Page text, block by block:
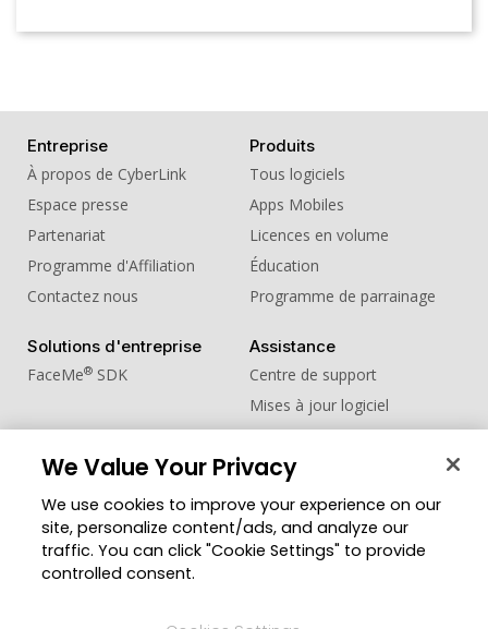
Entreprise
À propos de CyberLink
Espace presse
Partenariat
Programme d'Affiliation
Contactez nous
Produits
Tous logiciels
Apps Mobiles
Licences en volume
Éducation
Programme de parrainage
Solutions d'entreprise
FaceMe® SDK
Assistance
Centre de support
Mises à jour logiciel
Centre d'apprentissage
Zone des Membres
Blog
Changer de région
We Value Your Privacy
We use cookies to improve your experience on our
site, personalize content/ads, and analyze our
traffic. You can click "Cookie Settings" to provide
controlled consent.